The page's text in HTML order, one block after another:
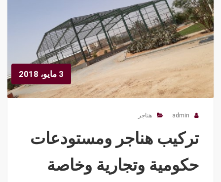
3 مايو، 2018
admin هناجر
تركيب هناجر ومستودعات
حكومية وتجارية وخاصة